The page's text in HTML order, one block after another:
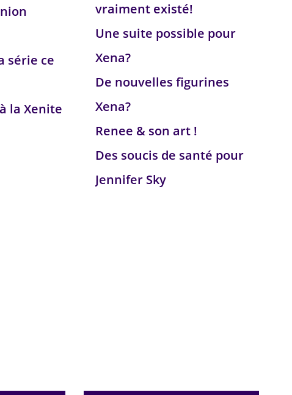
série ce
la Xenite
vraiment existé!
Une suite possible pour
Xena?
De nouvelles figurines
Xena?
Renee & son art !
Des soucis de santé pour
Jennifer Sky